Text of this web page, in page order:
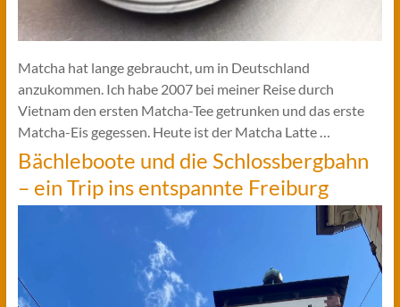
Matcha hat lange gebraucht, um in Deutschland
anzukommen. Ich habe 2007 bei meiner Reise durch
Vietnam den ersten Matcha-Tee getrunken und das erste
Matcha-Eis gegessen. Heute ist der Matcha Latte …
Bächleboote und die Schlossbergbahn
– ein Trip ins entspannte Freiburg